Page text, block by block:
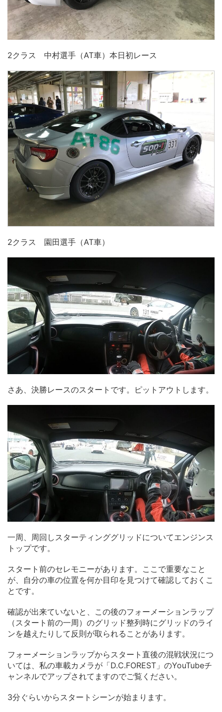
2クラス 中村選手（AT車）本日初レース
2クラス 園田選手（AT車）
さあ、決勝レースのスタートです。ピットアウトします。
一周、周回しスターティンググリッドについてエンジンス
トップです。
スタート前のセレモニーがあります。ここで重要なこと
が、自分の車の位置を何か目印を見つけて確認しておくこ
とです。
確認が出来ていないと、この後のフォーメーションラップ
（スタート前の一周）のグリッド整列時にグリッドのライ
ンを越えたりして反則が取られることがあります。
フォーメーションラップからスタート直後の混戦状況につ
いては、私の車載カメラが「D.C.FOREST」のYouTubeチ
ャンネルでアップされてますのでご覧ください。
3分ぐらいからスタートシーンが始まります。